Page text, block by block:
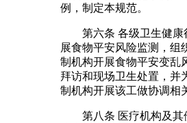
例，制定本规范。
第六条 各级卫生健康
展食物平安风险监测，组
制机构开展食物平安变乱
拜访和现场卫生处置，并
制机构开展该工做协调相
第八条 医疗机构及其